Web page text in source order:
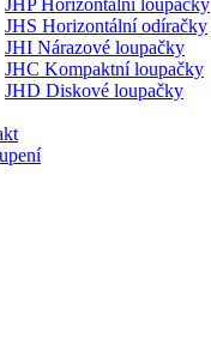
JHP Horizontální loupačky
JHS Horizontální odíračky
JHI Nárazové loupačky
JHC Kompaktní loupačky
JHD Diskové loupačky